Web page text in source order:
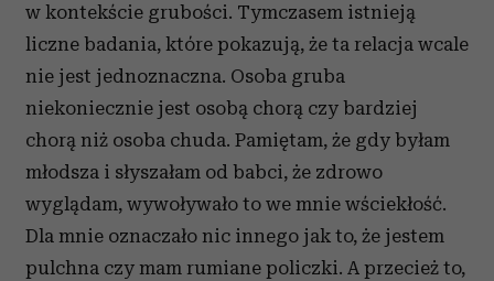
w kontekście grubości. Tymczasem istnieją
liczne badania, które pokazują, że ta relacja wcale
nie jest jednoznaczna. Osoba gruba
niekoniecznie jest osobą chorą czy bardziej
chorą niż osoba chuda. Pamiętam, że gdy byłam
młodsza i słyszałam od babci, że zdrowo
wyglądam, wywoływało to we mnie wściekłość.
Dla mnie oznaczało nic innego jak to, że jestem
pulchna czy mam rumiane policzki. A przecież to,